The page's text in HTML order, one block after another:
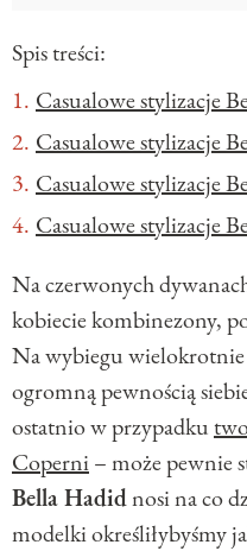
Spis treści:
Casualowe stylizacje
Casualowe stylizacje
Casualowe stylizacje
Casualowe stylizacje
Na czerwonych
kobiecie kombinezony,
Na wybiegu
ogromną pewnością
ostatnio w przypadku
Coperni– może pewnie
Bella Hadidnosi na co
modelki określiłybyśmy